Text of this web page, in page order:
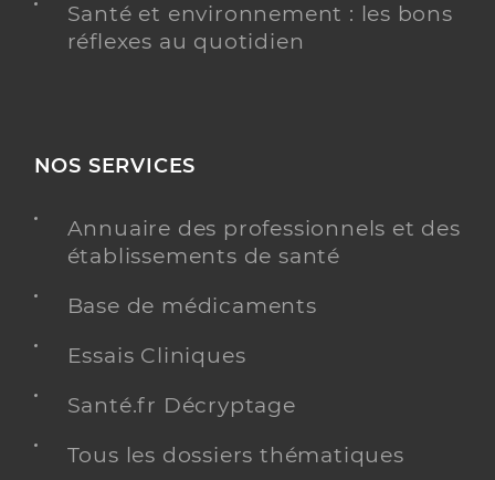
Santé et environnement : les bons
réflexes au quotidien
NOS SERVICES
Annuaire des professionnels et des
établissements de santé
Base de médicaments
Essais Cliniques
Santé.fr Décryptage
Tous les dossiers thématiques